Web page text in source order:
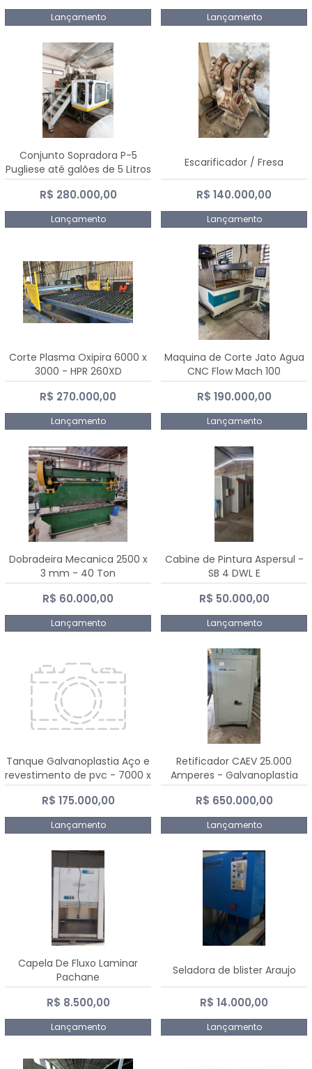
Lançamento Lançamento
Conjunto Sopradora P-5
Pugliese até galões de 5 Litros
R$ 280.000,00
Lançamento
Escarificador / Fresa
R$ 140.000,00
Lançamento
Corte Plasma Oxipira 6000 x
3000 - HPR 260XD
R$ 270.000,00
Lançamento
Maquina de Corte Jato Agua
CNC Flow Mach 100
R$ 190.000,00
Lançamento
Dobradeira Mecanica 2500 x
3 mm - 40 Ton
R$ 60.000,00
Lançamento
Cabine de Pintura Aspersul -
SB 4 DWL E
R$ 50.000,00
Lançamento
Tanque Galvanoplastia Aço e
revestimento de pvc - 7000 x
2200 mm
R$ 175.000,00
Lançamento
Retificador CAEV 25.000
Amperes - Galvanoplastia
R$ 650.000,00
Lançamento
Capela De Fluxo Laminar
Pachane
R$ 8.500,00
Lançamento
Seladora de blister Araujo
R$ 14.000,00
Lançamento